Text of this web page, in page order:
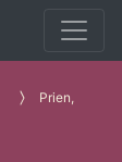
Prien,